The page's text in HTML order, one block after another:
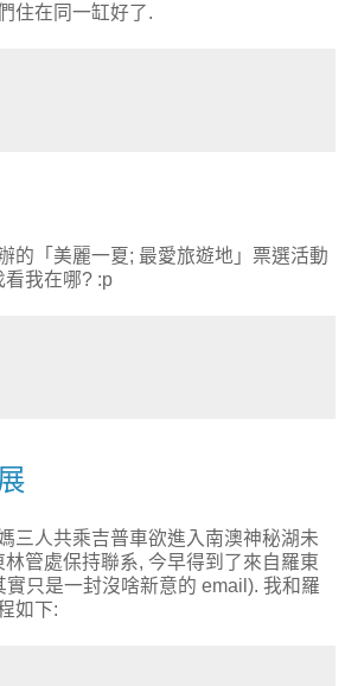
住在同一缸好了.
的「美麗一夏; 最愛旅遊地」票選活動
看我在哪? :p
三人共乘吉普車欲進入南澳神秘湖未
管處保持聯系, 今早得到了來自羅東
只是一封沒啥新意的 email). 我和羅
如下: